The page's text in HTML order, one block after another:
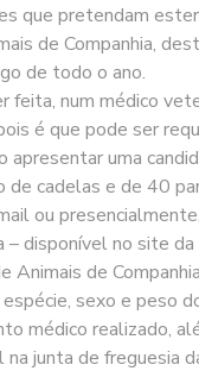
que pretendam
de Companhia,
de todo o ano.
num médico
é que pode ser
apresentar uma
cadelas e de 40
ou
disponível no site
de
sexo e peso
médico realizado,
junta de freguesia